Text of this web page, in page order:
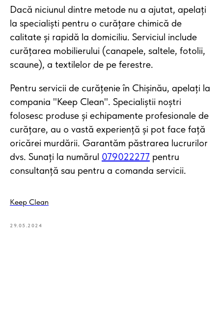
Dacă niciunul dintre metode nu a ajutat, apelați
la specialiști pentru o curățare chimică de
calitate și rapidă la domiciliu. Serviciul include
curățarea mobilierului (canapele, saltele, fotolii,
scaune), a textilelor de pe ferestre.
Pentru servicii de curățenie în Chișinău, apelați la
compania "Keep Clean". Specialiștii noștri
folosesc produse și echipamente profesionale de
curățare, au o vastă experiență și pot face față
oricărei murdării. Garantăm păstrarea lucrurilor
dvs. Sunați la numărul 079022277 pentru
consultanță sau pentru a comanda servicii.
Keep Clean
29.05.2024